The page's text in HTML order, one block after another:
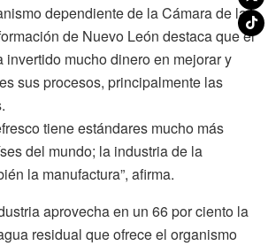
dependiente de la Cámara de la
de Nuevo León destaca que el
invertido mucho dinero en mejorar y
sus procesos, principalmente las
tiene estándares mucho más
del mundo; la industria de la
la manufactura”, afirma.
aprovecha en un 66 por ciento la
residual que ofrece el organismo